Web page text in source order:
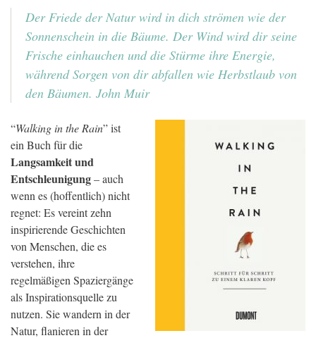
Der Friede der Natur wird in dich strömen wie der
Sonnenschein in die Bäume. Der Wind wird dir seine
Frische einhauchen und die Stürme ihre Energie,
während Sorgen von dir abfallen wie Herbstlaub von
den Bäumen. John Muir
“Walking in the Rain” ist
ein Buch für die
Langsamkeit und
Entschleunigung– auch
wenn es (hoffentlich) nicht
regnet: Es vereint zehn
inspirierende Geschichten
von Menschen, die es
verstehen, ihre
regelmäßigen Spaziergänge
als Inspirationsquelle zu
nutzen. Sie wandern in der
Natur, flanieren in der